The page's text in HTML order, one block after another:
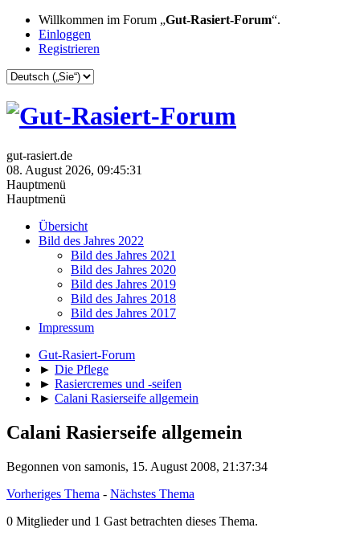
Willkommen im Forum „Gut-Rasiert-Forum“.
Einloggen
Registrieren
gut-rasiert.de
08. August 2026, 09:45:31
Hauptmenü
Hauptmenü
Übersicht
Bild des Jahres 2022
Bild des Jahres 2021
Bild des Jahres 2020
Bild des Jahres 2019
Bild des Jahres 2018
Bild des Jahres 2017
Impressum
Gut-Rasiert-Forum
► Die Pflege
► Rasiercremes und -seifen
► Calani Rasierseife allgemein
Calani Rasierseife allgemein
Begonnen von samonis, 15. August 2008, 21:37:34
Vorheriges Thema - Nächstes Thema
0 Mitglieder und 1 Gast betrachten dieses Thema.